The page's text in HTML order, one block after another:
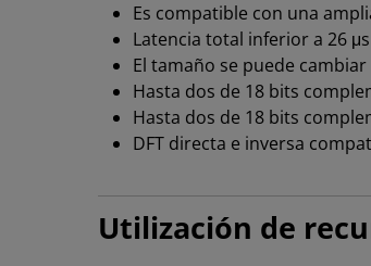
Es compatible con una
Latencia total inferior a 26
El tamaño se puede
Hasta dos de 18 bits
Hasta dos de 18 bits
DFT directa e inversa
Utilización de